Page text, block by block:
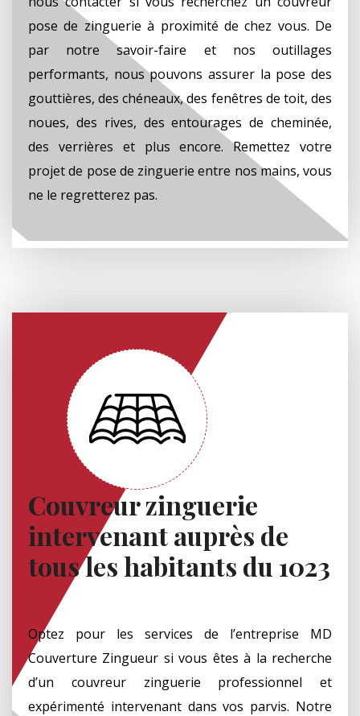
pose de zinguerie à proximité de chez vous. De
par notre savoir-faire et nos outillages
performants, nous pouvons assurer la pose des
gouttières, des chéneaux, des fenêtres de toit, des
noues, des rives, des entourages de cheminée,
des verrières et plus encore. Remettez votre
projet de pose de zinguerie entre nos mains, vous
ne le regretterez pas.
Couvreur zinguerie
intervenant auprès de
tous les habitants du 1023
Optez pour les services de l’entreprise MD
Couverture Zingueur si vous êtes à la recherche
d’un couvreur zinguerie professionnel et
expérimenté intervenant dans vos parvis. Notre